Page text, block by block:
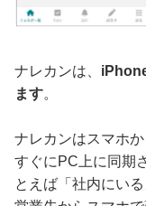
ナレカンは、
ます。
ナレカンはスマホ
すぐにPC上に同期
とえば「社内にい